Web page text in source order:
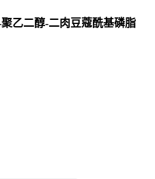
乙二醇-二肉豆蔻酰基磷脂